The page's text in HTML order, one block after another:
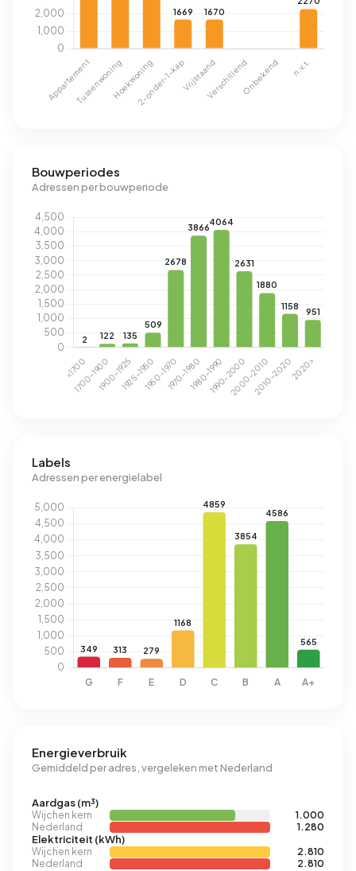
Bouwperiodes
Adressen per bouwperiode
Labels
Adressen per energielabel
Energieverbruik
Gemiddeld per adres, vergeleken met Nederland
Aardgas (m³)
Wijchen kern
1.000
Nederland
1.280
Elektriciteit (kWh)
Wijchen kern
2.810
Nederland
2.810